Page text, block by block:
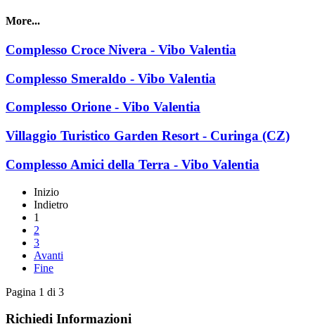
More...
Complesso Croce Nivera - Vibo Valentia
Complesso Smeraldo - Vibo Valentia
Complesso Orione - Vibo Valentia
Villaggio Turistico Garden Resort - Curinga (CZ)
Complesso Amici della Terra - Vibo Valentia
Inizio
Indietro
1
2
3
Avanti
Fine
Pagina 1 di 3
Richiedi Informazioni